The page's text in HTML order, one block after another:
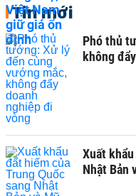
Tin mới
Phó thủ
không
Xuất
Nhật Bản